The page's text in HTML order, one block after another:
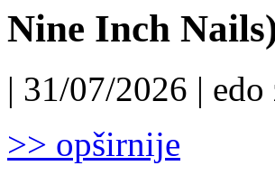
Nine Inch
| 31/07/2026 |
>> opširnije